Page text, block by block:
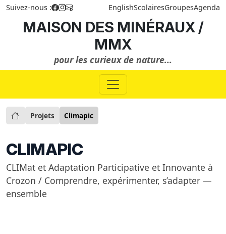
Suivez-nous : EnglishScolairesGroupesAgenda
MAISON DES MINÉRAUX /
MMX
pour les curieux de nature...
Projets Climapic
CLIMAPIC
CLIMat et Adaptation Participative et Innovante à
Crozon / Comprendre, expérimenter, s’adapter —
ensemble